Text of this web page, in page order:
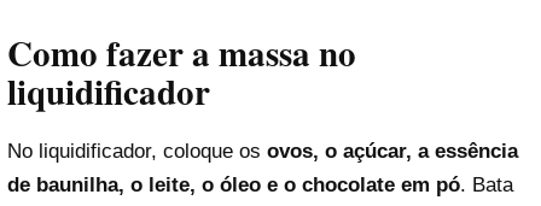
Como fazer a massa no
liquidificador
No liquidificador, coloque os ovos, o açúcar, a essência
de baunilha, o leite, o óleo e o chocolate em pó. Bata